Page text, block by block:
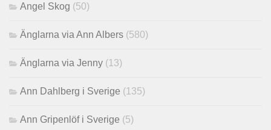
Angel Skog (50)
Änglarna via Ann Albers (580)
Änglarna via Jenny (13)
Ann Dahlberg i Sverige (135)
Ann Gripenlöf i Sverige (5)